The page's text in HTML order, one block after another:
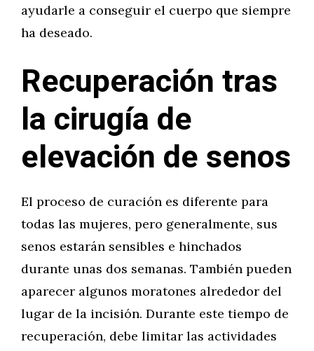
ayudarle a conseguir el cuerpo que siempre
ha deseado.
Recuperación tras
la cirugía de
elevación de senos
El proceso de curación es diferente para
todas las mujeres, pero generalmente, sus
senos estarán sensibles e hinchados
durante unas dos semanas. También pueden
aparecer algunos moratones alrededor del
lugar de la incisión. Durante este tiempo de
recuperación, debe limitar las actividades